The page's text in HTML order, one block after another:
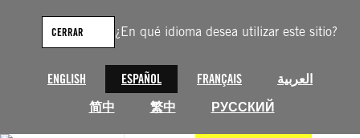
¿En qué idioma desea utilizar este sitio?
ENGLISH ESPAÑOL FRANÇAIS
العربية
简中
繁中 РУССКИЙ
CERRAR
contenido